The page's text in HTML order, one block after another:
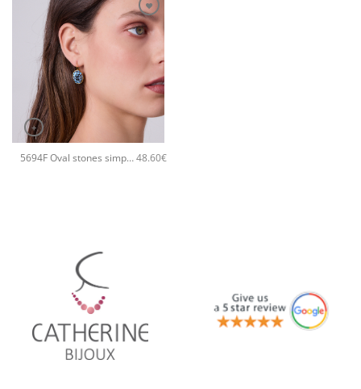
+
5694F Oval stones simple χειροποίητα σκουλαρίκια Catherine bijoux Τυρκουάζ48.60€